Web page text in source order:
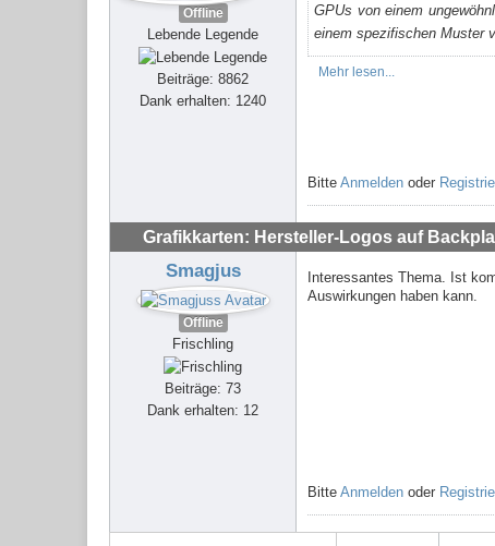
Offline
Lebende Legende
Beiträge: 8862
Dank erhalten: 1240
GPUs von einem
einem spezifischen Muster
Mehr lesen...
Bitte Anmelden oder
Grafikkarten: Hersteller-Logos auf
Smagjus
Offline
Frischling
Beiträge: 73
Dank erhalten: 12
Interessantes Thema. Ist
Auswirkungen haben kann.
Bitte Anmelden oder